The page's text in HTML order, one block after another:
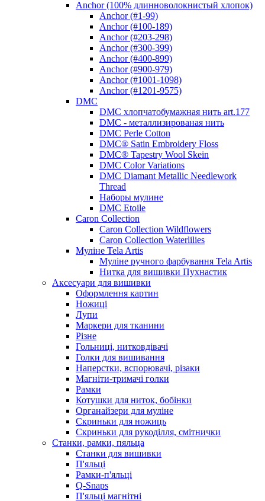
Anchor (100% длинноволокнистый хлопок)
Anchor (#1-99)
Anchor (#100-189)
Anchor (#203-298)
Anchor (#300-399)
Anchor (#400-899)
Anchor (#900-979)
Anchor (#1001-1098)
Anchor (#1201-9575)
DMC
DMC хлопчатобумажная нить art.177
DMC - металлизированая нить
DMC Perle Cotton
DMC® Satin Embroidery Floss
DMC® Tapestry Wool Skein
DMC Color Variations
DMC Diamant Metallic Needlework
Thread
Наборы мулине
DMC Etoile
Caron Collection
Caron Collection Wildflowers
Caron Collection Waterlilies
Муліне Tela Artis
Муліне ручного фарбування Tela Artis
Нитка для вишивки Пухнастик
Аксесуари для вишивки
Оформлення картин
Ножиці
Лупи
Маркери для тканини
Різне
Гольниці, нитковдівачі
Голки для вишивання
Наперстки, вспорювачі, різаки
Магніти-тримачі голки
Рамки
Котушки для ниток, бобінки
Органайзери для муліне
Скриньки для ножиць
Скриньки для рукоділля, смітнички
Станки, рамки, пяльца
Станки для вишивки
П'яльці
Рамки-п'яльці
Q-Snaps
П'яльці магнітні